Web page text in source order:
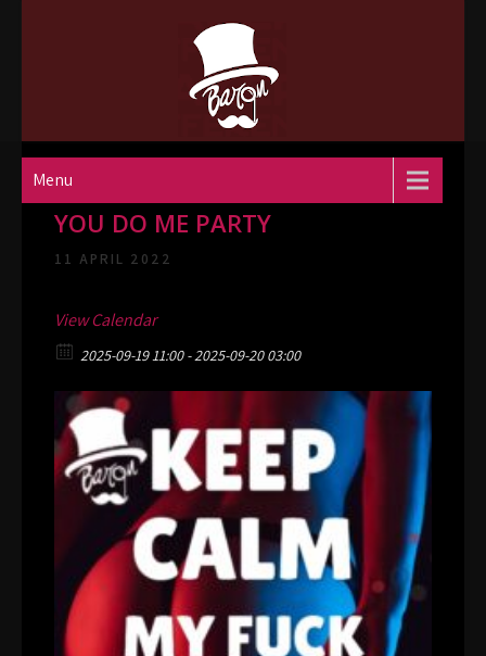
Parenclub Le Baron A2
De heftigste parenclub van Nederland
MenuDAY: date4fun NIGHT: I DO YOU,
YOU DO ME PARTY
11 APRIL 2022
View Calendar
2025-09-19 11:00 - 2025-09-20 03:00